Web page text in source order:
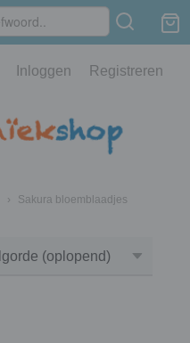
Inloggen Registreren
› Sakura bloemblaadjes